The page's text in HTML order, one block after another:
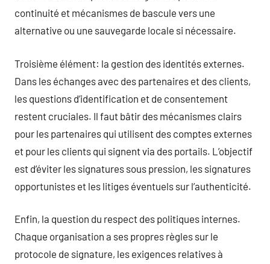
continuité et mécanismes de bascule vers une
alternative ou une sauvegarde locale si nécessaire.
Troisième élément: la gestion des identités externes.
Dans les échanges avec des partenaires et des clients,
les questions d’identification et de consentement
restent cruciales. Il faut bâtir des mécanismes clairs
pour les partenaires qui utilisent des comptes externes
et pour les clients qui signent via des portails. L’objectif
est d’éviter les signatures sous pression, les signatures
opportunistes et les litiges éventuels sur l’authenticité.
Enfin, la question du respect des politiques internes.
Chaque organisation a ses propres règles sur le
protocole de signature, les exigences relatives à